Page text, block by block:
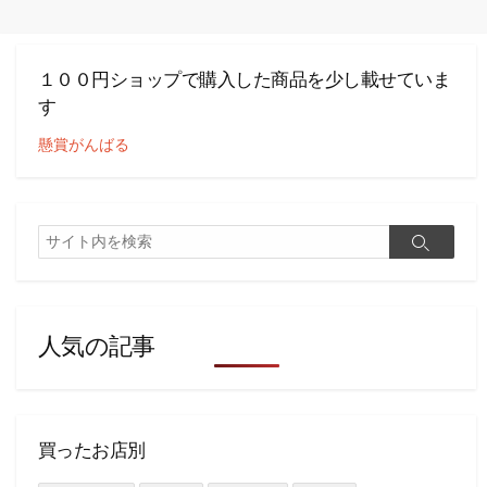
１００円ショップで購入した商品を少し載せていま
す
懸賞がんばる
検
索
検
人気の記事
買ったお店別